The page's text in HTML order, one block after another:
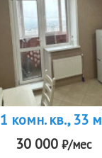
1 комн. кв., 33 м
30 000 ₽/мес